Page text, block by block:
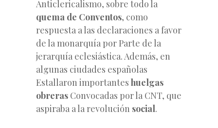
Anticlericalismo, sobre todo la
quema de Conventos, como
respuesta a las declaraciones a favor
de la monarquía por Parte de la
jerarquía eclesiástica. Además, en
algunas ciudades españolas
Estallaron importantes huelgas
obreras Convocadas por la CNT, que
aspiraba a la revolución social.